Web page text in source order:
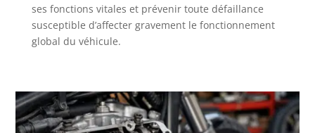
ses fonctions vitales et prévenir toute défaillance
susceptible d’affecter gravement le fonctionnement
global du véhicule.